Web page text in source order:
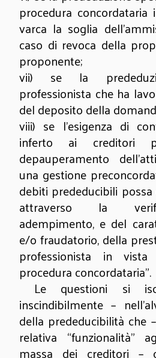
procedura
varca la soglia
caso di revoca della
proponente;
vii) se la
professionista che ha
del deposito della
viii) se l'esigenza di
inferto ai creditori
depauperamento
una gestione
debiti prededucibili
attraverso la
adempimento, e del
e/o fraudatorio, della
professionista in vista
procedura concordataria”.
Le questioni si
inscindibilmente –
della prededucibilità che
relativa “funzionalità”
massa dei creditori –